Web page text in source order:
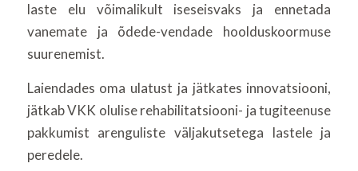
laste elu võimalikult iseseisvaks ja ennetada
vanemate ja õdede-vendade hoolduskoormuse
suurenemist.
Laiendades oma ulatust ja jätkates innovatsiooni,
jätkab VKK olulise rehabilitatsiooni- ja tugiteenuse
pakkumist arenguliste väljakutsetega lastele ja
peredele.